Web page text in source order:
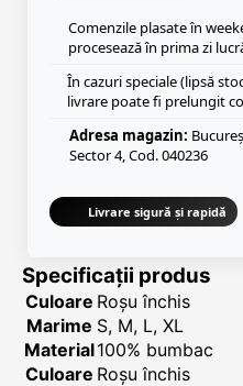
Comenzile plasate în
procesează în prima zi
În cazuri speciale (lipsă
livrare poate fi prelungit
Adresa magazin:
Sector 4, Cod. 040236
Livrare sigură și rapidă
Specificații produs
Culoare Roșu închis
Marime S, M, L, XL
Material100% bumbac
Culoare Roșu închis